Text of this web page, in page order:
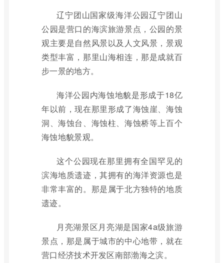
辽宁团山国家级海洋公园辽宁团山
公园是营口的海滨旅游景点，公园的景
观主要是自然风景以及人文风景，景观
类型丰富，那里山海相连，那是成就百
步一景的地方。
海洋公园内海蚀地貌是形成于18亿
年以前，现在那里形成了海蚀崖、海蚀
洞、海蚀台、海蚀柱、海蚀桥等上百个
海蚀地貌景观。
这个公园现在那里拥有全国罕见的
滨海地质遗迹，其拥有的海洋资源也是
非常丰富的。那是属于北方独特的地质
遗迹。
月亮湖景区月亮湖是国家4a级旅游
景点，那是属于城市的中心地带，就在
营口经济技术开发区南部渤海之滨。